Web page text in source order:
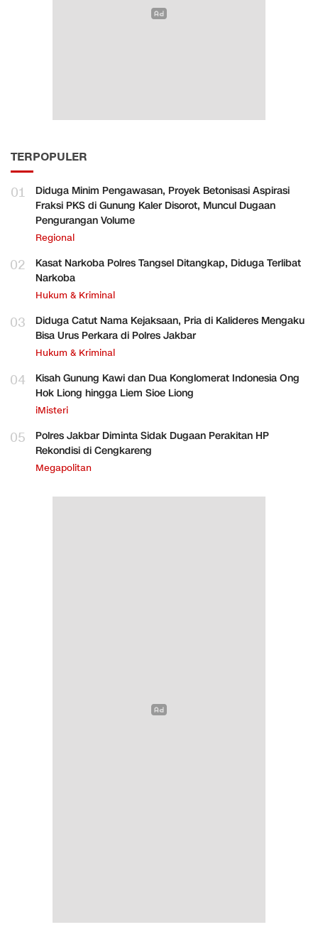
TERPOPULER
01
Diduga Minim Pengawasan, Proyek Betonisasi Aspirasi
Fraksi PKS di Gunung Kaler Disorot, Muncul Dugaan
Pengurangan Volume
Regional
02
Kasat Narkoba Polres Tangsel Ditangkap, Diduga Terlibat
Narkoba
Hukum & Kriminal
03
Diduga Catut Nama Kejaksaan, Pria di Kalideres Mengaku
Bisa Urus Perkara di Polres Jakbar
Hukum & Kriminal
04
Kisah Gunung Kawi dan Dua Konglomerat Indonesia Ong
Hok Liong hingga Liem Sioe Liong
iMisteri
05
Polres Jakbar Diminta Sidak Dugaan Perakitan HP
Rekondisi di Cengkareng
Megapolitan